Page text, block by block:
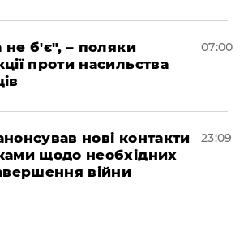
б'є", – поляки
проти насильства
07:00
нові контакти
щодо необхідних
війни
23:09